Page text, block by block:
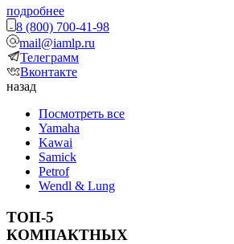
подробнее
8 (800) 700-41-98
mail@iamlp.ru
Телеграмм
Вконтакте
назад
Посмотреть все
Yamaha
Kawai
Samick
Petrof
Wendl & Lung
ТОП-5
КОМПАКТНЫХ